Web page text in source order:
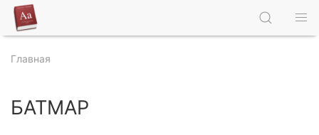
Главная
БАТМАР